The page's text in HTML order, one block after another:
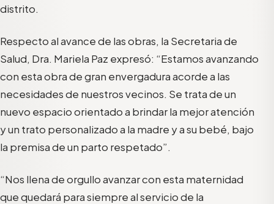
distrito.
Respecto al avance de las obras, la Secretaria de
Salud, Dra. Mariela Paz expresó: “Estamos avanzando
con esta obra de gran envergadura acorde a las
necesidades de nuestros vecinos. Se trata de un
nuevo espacio orientado a brindar la mejor atención
y un trato personalizado a la madre y a su bebé, bajo
la premisa de un parto respetado”.
“Nos llena de orgullo avanzar con esta maternidad
que quedará para siempre al servicio de la